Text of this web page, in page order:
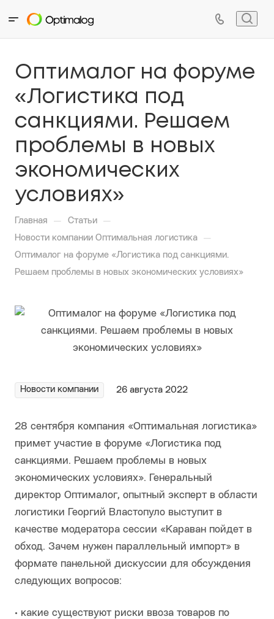
Оптималог на форуме
«Логистика под
санкциями. Решаем
проблемы в новых
экономических
условиях»
Главная — Статьи —
Новости компании Оптимальная логистика —
Оптималог на форуме «Логистика под санкциями.
Решаем проблемы в новых экономических условиях»
Новости компании 26 августа 2022
28 сентября компания «Оптимальная логистика»
примет участие в форуме «Логистика под
санкциями. Решаем проблемы в новых
экономических условиях». Генеральный
директор Оптималог, опытный эксперт в области
логистики Георгий Властопуло выступит в
качестве модератора сессии «Караван пойдет в
обход. Зачем нужен параллельный импорт» в
формате панельной дискуссии для обсуждения
следующих вопросов:
• какие существуют риски ввоза товаров по